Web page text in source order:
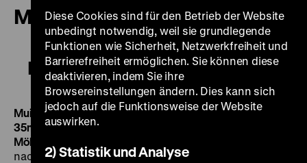
Muisto
Muisto
MuistoMemory FIN 1987, R: Peter von Bagh, 118‘·
35mm, OmeU DO 07.12. um 20 Uhr
Möller
nach der unilateralen Unabhängigkeitserklärung des
Diese Cookies sind für den Betrieb der Website
unbedingt notwendig, weil sie grundlegende
Funktionen wie Sicherheit, Netzwerkfreiheit und
Barrierefreiheit ermöglichen. Sie können diese
deaktivieren, indem Sie ihre
Browsereinstellungen ändern. Dies kann sich
jedoch auf die Funktionsweise der Website
auswirken.
2) Statistik und Analyse